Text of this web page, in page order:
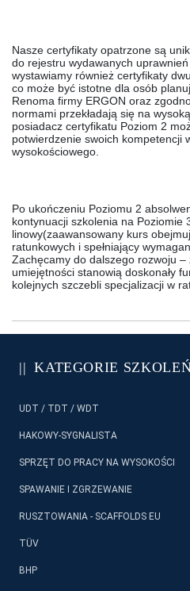
Nasze certyfikaty opatrzone są
do rejestru wydawanych
wystawiamy również certyfikaty
co może być istotne dla osób
Renoma firmy ERGON oraz
normami przekładają się na
posiadacz certyfikatu Poziom 2
potwierdzenie swoich kompetencji
wysokościowego.
Po ukończeniu Poziomu 2
kontynuacji szkolenia na Poziomie
linowy(zaawansowany kurs
ratunkowych i spełniający
Zachęcamy do dalszego rozwoju –
umiejętności stanowią doskonały
kolejnych szczebli specjalizacji w
KATEGORIE
UDT / TDT / WDT
HAKOWY-SYGNALISTA
SPRZĘT DO PRACY NA WYSOKOŚCI
SPAWANIE I ZGRZEWANIE
RUSZTOWANIA - SCAFFOLDS EU
TÜV
BHP